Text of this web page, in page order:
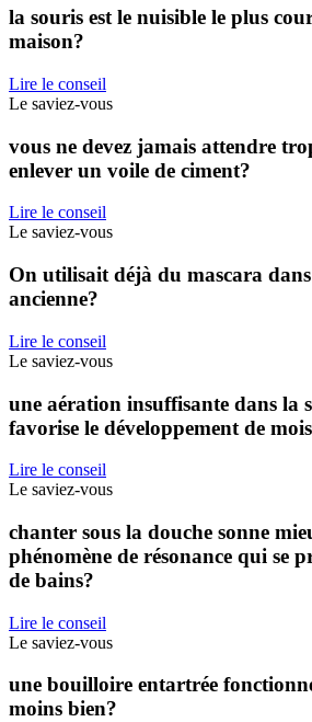
la souris est le nuisible le plus
maison?
Lire le conseil
Le saviez-vous
vous ne devez jamais attendre
enlever un voile de ciment?
Lire le conseil
Le saviez-vous
On utilisait déjà du mascara
ancienne?
Lire le conseil
Le saviez-vous
une aération insuffisante dans la
favorise le développement de
Lire le conseil
Le saviez-vous
chanter sous la douche sonne
phénomène de résonance qui se
de bains?
Lire le conseil
Le saviez-vous
une bouilloire entartrée
moins bien?